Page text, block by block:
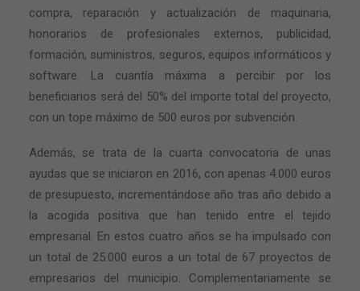
compra, reparación y actualización de maquinaria,
honorarios de profesionales externos, publicidad,
formación, suministros, seguros, equipos informáticos y
software. La cuantía máxima a percibir por los
beneficiarios será del 50% del importe total del proyecto,
con un tope máximo de 500 euros por subvención.
Además, se trata de la cuarta convocatoria de unas
ayudas que se iniciaron en 2016, con apenas 4.000 euros
de presupuesto, incrementándose año tras año debido a
la acogida positiva que han tenido entre el tejido
empresarial. En estos cuatro años se ha impulsado con
un total de 25.000 euros a un total de 67 proyectos de
empresarios del municipio. Complementariamente se